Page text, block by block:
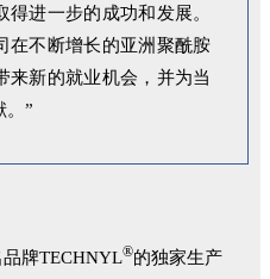
进一步的成功和发展。
在不断增长的亚洲聚酰胺
来新的就业机会，并为当
。”
牌TECHNYL®的独家生产